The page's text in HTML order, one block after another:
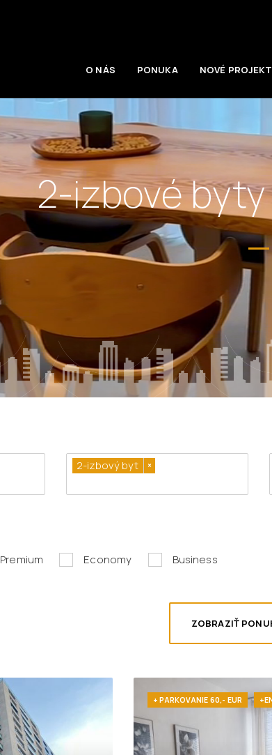
O NÁS PONUKA NOVÉ
2-izbové
2-izbový byt ×
Premium Economy Business
ZOBRAZIŤ
+ PARKOVANIE 60,- EUR